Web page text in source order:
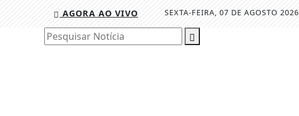
SEXTA-FEIRA, 07 DE AGOSTO 2026
AGORA AO VIVO
Pesquisar Notícia